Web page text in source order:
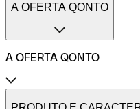
A OFERTA QONTO
A OFERTA QONTO
Tarifas